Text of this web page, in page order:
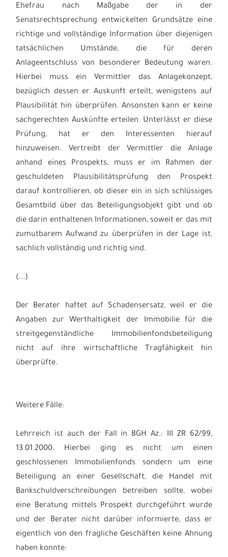
Ehefrau nach Maßgabe der in der
Senatsrechtsprechung entwickelten Grundsätze eine
richtige und vollständige Information über diejenigen
tatsächlichen Umstände, die für deren
Anlageentschluss von besonderer Bedeutung waren.
Hierbei muss ein Vermittler das Anlagekonzept,
bezüglich dessen er Auskunft erteilt, wenigstens auf
Plausibilität hin überprüfen. Ansonsten kann er keine
sachgerechten Auskünfte erteilen. Unterlässt er diese
Prüfung, hat er den Interessenten hierauf
hinzuweisen. Vertreibt der Vermittler die Anlage
anhand eines Prospekts, muss er im Rahmen der
geschuldeten Plausibilitätsprüfung den Prospekt
darauf kontrollieren, ob dieser ein in sich schlüssiges
Gesamtbild über das Beteiligungsobjekt gibt und ob
die darin enthaltenen Informationen, soweit er das mit
zumutbarem Aufwand zu überprüfen in der Lage ist,
sachlich vollständig und richtig sind.
(...)
Der Berater haftet auf Schadensersatz, weil er die
Angaben zur Werthaltigkeit der Immobilie für die
streitgegenständliche Immobilienfondsbeteiligung
nicht auf ihre wirtschaftliche Tragfähigkeit hin
überprüfte.
Weitere Fälle:
Lehrreich ist auch der Fall in BGH Az.: III ZR 62/99,
13.01.2000. Hierbei ging es nicht um einen
geschlossenen Immobilienfonds sondern um eine
Beteiligung an einer Gesellschaft, die Handel mit
Bankschuldverschreibungen betreiben sollte, wobei
eine Beratung mittels Prospekt durchgeführt wurde
und der Berater nicht darüber informierte, dass er
eigentlich von den fragliche Geschäften keine Ahnung
haben konnte: